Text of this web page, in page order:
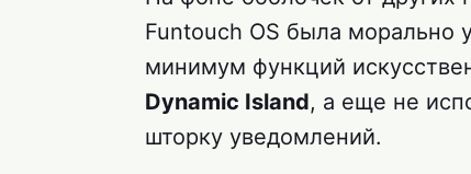
Funtouch OS была морально
минимум функций
Dynamic Island, а еще не
шторку уведомлений.